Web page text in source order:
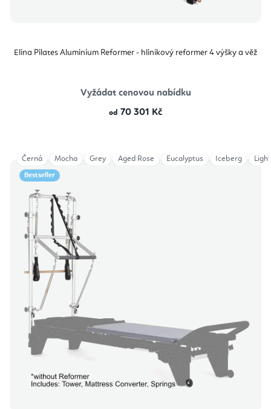
Elina Pilates Aluminium Reformer - hliníkový reformer 4 výšky a věž
Vyžádat cenovou nabídku
od 70 301 Kč
Bestseller
Černá Mocha Grey Aged Rose Eucalyptus Iceberg